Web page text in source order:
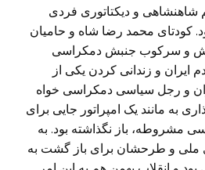
شاهنشاهی و دیکتاتوری فردی
کودتای محمد رضا شاه و حامیان
و سرکوب جنبش دمکراسی
ایران و زندانی کردن یکی از
و رجل سیاسی دمکراسی خواه
به مانند یک امپراتور جایی برای
مشروطه، باز نگذاشته بود. به
ملی و طرحشان برای باز گشت به